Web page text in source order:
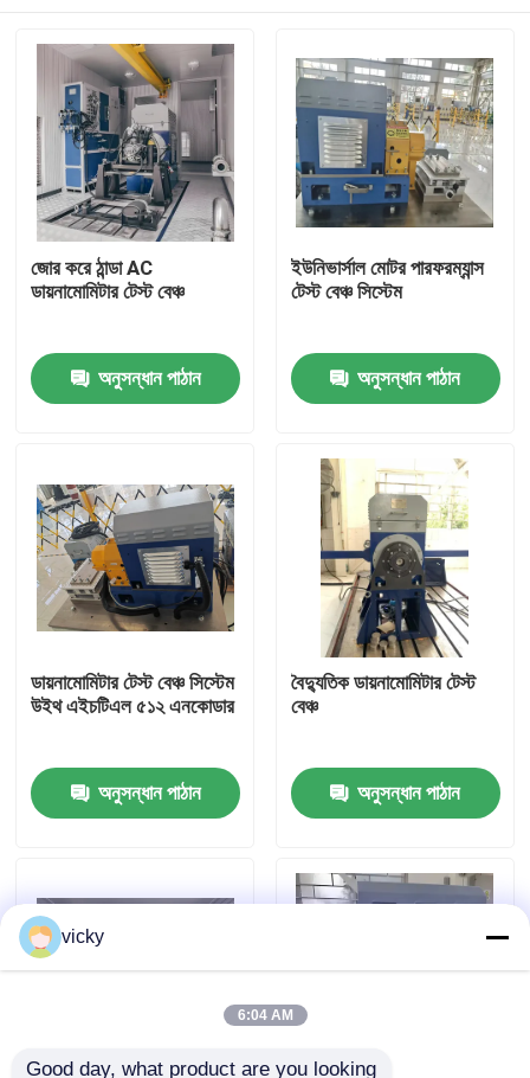
আমাদের সম্বন্ধে
কারখানা ভ্রমণ
গুণগত মান নিয়ন্ত্রণ
যোগাযোগ করুন
মামলা
হাই স্পিড ডায়নামিটার
জোর করে ঠান্ডা AC
ডায়নামোমিটার টেস্ট বেঞ্চ
অনুসন্ধান পাঠান
ইউনিভার্সাল মোটর পারফরম্যান্স
টেস্ট বেঞ্চ সিস্টেম
অনুসন্ধান পাঠান
ডায়নামোমিটার টেস্ট বেঞ্চ সিস্টেম
উইথ এইচটিএল ৫১২ এনকোডার
অনুসন্ধান পাঠান
বৈদ্যুতিক ডায়নামোমিটার টেস্ট
বেঞ্চ
অনুসন্ধান পাঠান
vicky
6:04 AM
Good day, what product are you looking